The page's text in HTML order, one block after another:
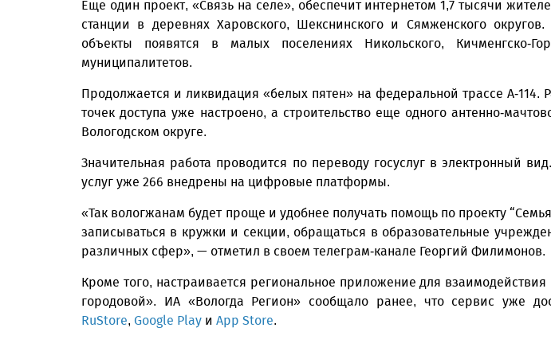
Еще один проект, «Связь на селе», обеспечит интернетом 1,7 тысячи
станции в деревнях Харовского, Шекснинского и Сямженского
объекты появятся в малых поселениях Никольского, Кичменгско-
муниципалитетов.
Продолжается и ликвидация «белых пятен» на федеральной трассе А-114.
точек доступа уже настроено, а строительство еще одного антенно-
Вологодском округе.
Значительная работа проводится по переводу госуслуг в электронный
услуг уже 266 внедрены на цифровые платформы.
«Так вологжанам будет проще и удобнее получать помощь по проекту
записываться в кружки и секции, обращаться в образовательные
различных сфер», — отметил в своем телеграм-канале Георгий Филимонов.
Кроме того, настраивается региональное приложение для
городовой». ИА «Вологда Регион» сообщало ранее, что сервис уже
RuStore, Google Play и App Store.